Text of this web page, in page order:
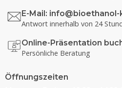
E-Mail: info@bioethanol-
Antwort innerhalb von 24
Online-Präsentation
Persönliche Beratung
Öffnungszeiten